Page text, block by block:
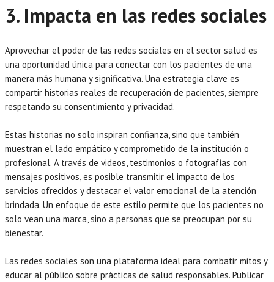
3. Impacta en las redes sociales
Aprovechar el poder de las redes sociales en el sector salud es
una oportunidad única para conectar con los pacientes de una
manera más humana y significativa. Una estrategia clave es
compartir historias reales de recuperación de pacientes, siempre
respetando su consentimiento y privacidad.
Estas historias no solo inspiran confianza, sino que también
muestran el lado empático y comprometido de la institución o
profesional. A través de videos, testimonios o fotografías con
mensajes positivos, es posible transmitir el impacto de los
servicios ofrecidos y destacar el valor emocional de la atención
brindada. Un enfoque de este estilo permite que los pacientes no
solo vean una marca, sino a personas que se preocupan por su
bienestar.
Las redes sociales son una plataforma ideal para combatir mitos y
educar al público sobre prácticas de salud responsables. Publicar